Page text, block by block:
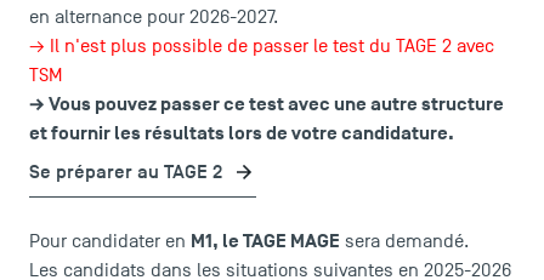
en alternance pour 2026-2027.
→ Il n'est plus possible de passer le test du TAGE 2 avec
TSM
→ Vous pouvez passer ce test avec une autre structure
et fournir les résultats lors de votre candidature.
Se préparer au TAGE 2
Pour candidater en M1, le TAGE MAGE sera demandé.
Les candidats dans les situations suivantes en 2025-2026